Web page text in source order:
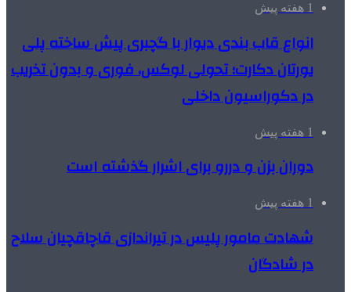
1 هفته پیش
انواع قاب بندی دیوار با گچبری پیش ساخته پلی
یورتان دکارت؛ تحولی لوکس، فوری و بدون تخریب
در دکوراسیون داخلی
1 هفته پیش
دوران بزن و دررو برای اشرار گذشته است
1 هفته پیش
شهادت مامور پلیس در تیراندازی قاچاقچیان سلاح
در شادگان